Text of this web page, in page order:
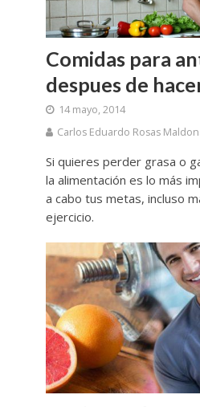
Comidas para
despues de
14 mayo, 2014
Carlos Eduardo Rosas
Si quieres perder grasa o
la alimentación es lo más
a cabo tus metas, incluso
ejercicio.